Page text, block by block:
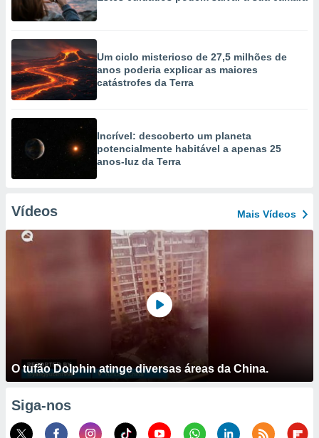
Um ciclo misterioso de 27,5 milhões de
anos poderia explicar as maiores
catástrofes da Terra
Incrível: descoberto um planeta
potencialmente habitável a apenas 25
anos-luz da Terra
Vídeos Mais Vídeos
O tufão Dolphin atinge diversas áreas da China.
Siga-nos